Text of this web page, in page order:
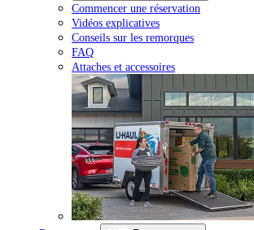
Commencer une réservation
Vidéos explicatives
Conseils sur les remorques
FAQ
Attaches et accessoires